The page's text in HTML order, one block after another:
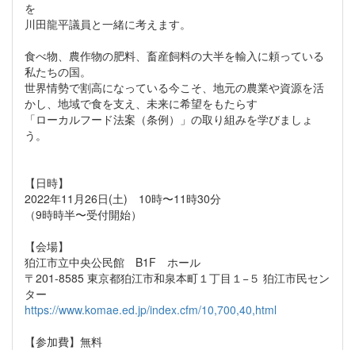
を
川田龍平議員と一緒に考えます。
食べ物、農作物の肥料、畜産飼料の大半を輸入に頼っている
私たちの国。
世界情勢で割高になっている今こそ、地元の農業や資源を活
かし、地域で食を支え、未来に希望をもたらす
「ローカルフード法案（条例）」の取り組みを学びましょ
う。
【日時】
2022年11月26日(土) 10時〜11時30分
（9時時半〜受付開始）
【会場】
狛江市立中央公民館 B1F ホール
〒201-8585 東京都狛江市和泉本町１丁目１−５ 狛江市民セン
ター
https://www.komae.ed.jp/index.cfm/10,700,40,html
【参加費】無料